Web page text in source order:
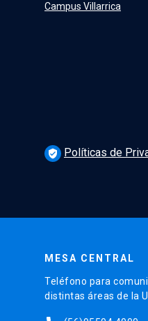
Campus Villarrica
verified_user Políticas de
MESA CENTRAL
Teléfono para
distintas áreas de la